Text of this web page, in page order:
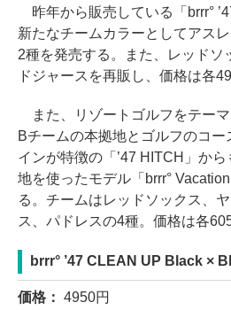
昨年から販売している「brrr°
新たなチームカラーとしてアス
2種を発売する。また、レッドソ
ドジャースを再販し、価格は各
また、リゾートゴルフをテー
Bチームの本拠地とゴルフのコ
インが特徴の「’47 HITCH」か
地を使ったモデル「brrr°
る。チームはレッドソックス、
ス、パドレスの4種。価格は各
brrr° ’47 CLEAN UP Black ×
価格： 4950円